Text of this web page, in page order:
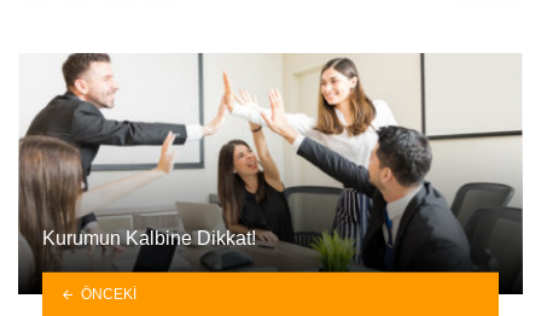
Kurumun Kalbine Dikkat!
ÖNCEKI